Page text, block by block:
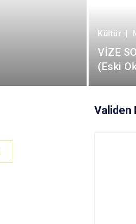
Kültür
VİZE
(Eski
Validen